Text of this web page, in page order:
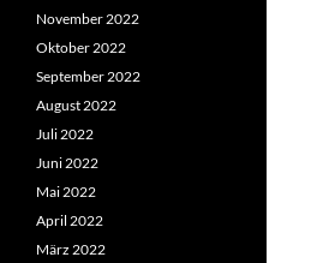
November 2022
Oktober 2022
September 2022
August 2022
Juli 2022
Juni 2022
Mai 2022
April 2022
März 2022